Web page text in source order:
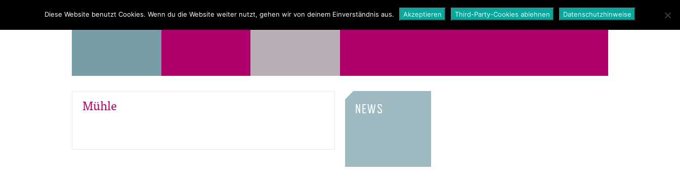
PROGRAMM ÜBER UNS NEWS SHOP
Mühle NEWS
Diese Website benutzt Cookies. Wenn du die Website weiter nutzt, gehen wir von deinem Einverständnis aus. Akzeptieren Third-Party-Cookies ablehnen Datenschutzhinweise